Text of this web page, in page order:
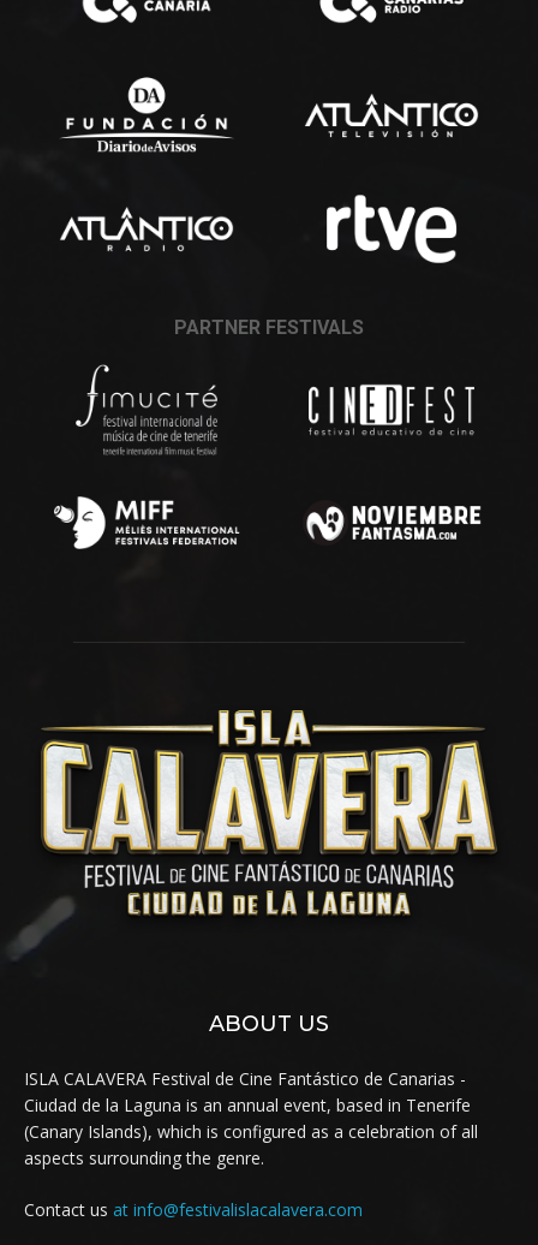
PARTNER FESTIVALS
ABOUT US
ISLA CALAVERA Festival de Cine Fantástico de Canarias -
Ciudad de la Laguna is an annual event, based in Tenerife
(Canary Islands), which is configured as a celebration of all
aspects surrounding the genre.
Contact us at info@festivalislacalavera.com